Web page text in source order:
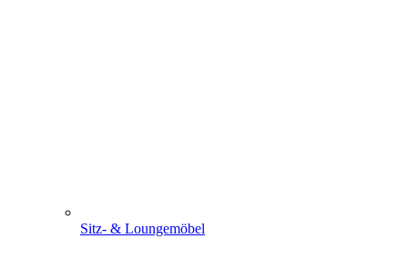
Sitz- & Loungemöbel